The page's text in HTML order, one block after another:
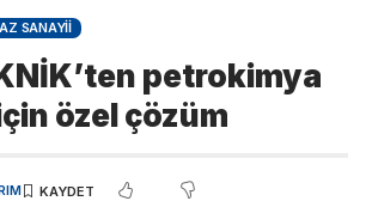
SANAYII
petrokimya
özel çözüm